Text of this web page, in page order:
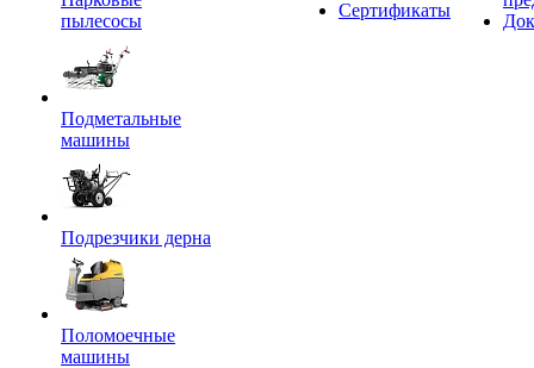
пылесосы
Подметальные
машины
Подрезчики дерна
Поломоечные
машины
Сертификаты